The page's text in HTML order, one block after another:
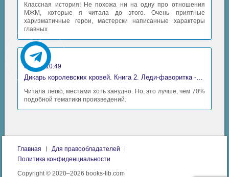
05_03
05_04
05_05
05_06
06_01
06_02
06_03
07_01
Классная история! Не похожа ни на одну про отношения
МЖМ, которые я читала до этого. Очень приятные
харизматичные герои, мастерски написанные характеры
главных
Аида
06 май 10:49
Читала легко, местами хоть занудно. Но, это лучше, чем 70%
подобной тематики произведений.
Главная
Для правообладателей
Политика конфиденциальности
Copyright © 2020–2026 books-lib.com